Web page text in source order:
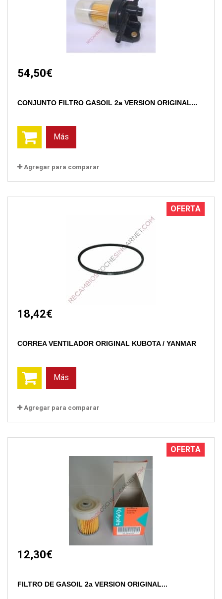
54,50€
CONJUNTO FILTRO GASOIL 2a VERSION ORIGINAL...
Más
Agregar para comparar
OFERTA
18,42€
CORREA VENTILADOR ORIGINAL KUBOTA / YANMAR
Más
Agregar para comparar
OFERTA
12,30€
FILTRO DE GASOIL 2a VERSION ORIGINAL...